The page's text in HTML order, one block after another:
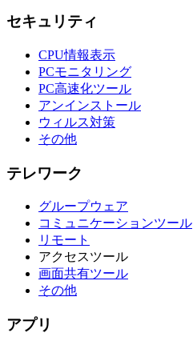
セキュリティ
CPU情報表示
PCモニタリング
PC高速化ツール
アンインストール
ウィルス対策
その他
テレワーク
グループウェア
コミュニケーションツール
リモート
アクセスツール
画面共有ツール
その他
アプリ